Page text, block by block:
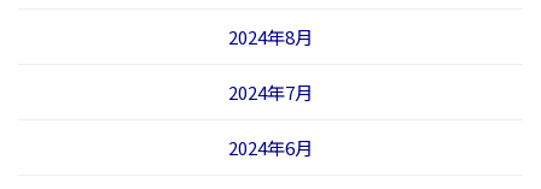
2024年8月
2024年7月
2024年6月